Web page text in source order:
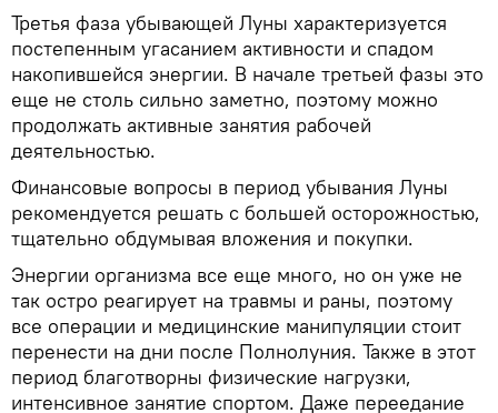
Третья фаза убывающей Луны характеризуется
постепенным угасанием активности и спадом
накопившейся энергии. В начале третьей фазы это
еще не столь сильно заметно, поэтому можно
продолжать активные занятия рабочей
деятельностью.
Финансовые вопросы в период убывания Луны
рекомендуется решать с большей осторожностью,
тщательно обдумывая вложения и покупки.
Энергии организма все еще много, но он уже не
так остро реагирует на травмы и раны, поэтому
все операции и медицинские манипуляции стоит
перенести на дни после Полнолуния. Также в этот
период благотворны физические нагрузки,
интенсивное занятие спортом. Даже переедание